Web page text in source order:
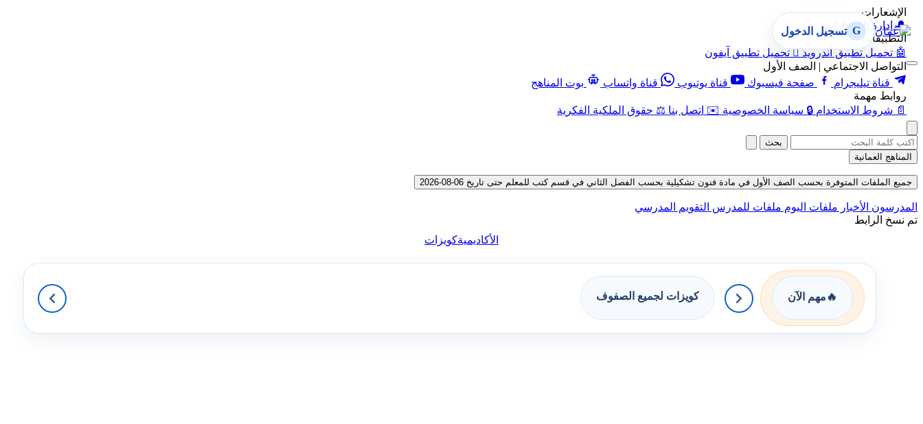
الإشعارات
🔔 إدارة الإشعارات
التطبيقات
🤖 تحميل تطبيق أندرويد  تحميل تطبيق آيفون
التواصل الاجتماعي | الصف الأول
قناة تيليجرام
صفحة فيسبوك قناة يوتيوب قناة واتساب
بوت المناهج
روابط مهمة
📄 شروط الاستخدام 🔒 سياسة الخصوصية ✉️ اتصل بنا ⚖️ حقوق الملكية الفكرية
G تسجيل الدخول
بحث
المناهج العمانية
جميع الملفات المتوفرة بحسب الصف الأول في مادة فنون تشكيلية بحسب الفصل الثاني في قسم كتب للمعلم حتى تاريخ 06-08-2026
المدرسون الأخبار ملفات اليوم ملفات للمدرس التقويم المدرسي
تم نسخ الرابط
الأكاديميةكويزات
🔥 مهم الآن كويزات لجميع الصفوف